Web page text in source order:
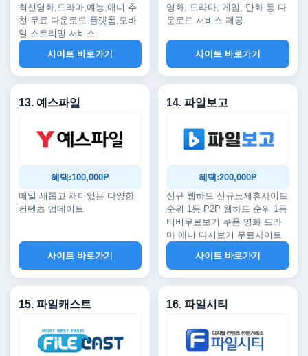
최신영화,드라마,예능,애니 추
천 무료 다운로드 플랫폼,모바
일 스트리밍 서비스
사이트 바로가기
영화, 드라마, 게임, 만화 등 다
운로드 서비스 제공.
사이트 바로가기
13. 예스파일
혜택:100,000P
매일 새롭고 재미있는 다양한
컨텐츠 업데이트
사이트 바로가기
14. 파일보고
혜택:200,000P
신규 웹하드 신규노제휴사이트
순위 1등 P2P 웹하드 순위 1등
티비무료보기 쿠폰 영화 드라
마 애니 다시보기 무료사이트
사이트 바로가기
15. 파일캐스트 16. 파일시티